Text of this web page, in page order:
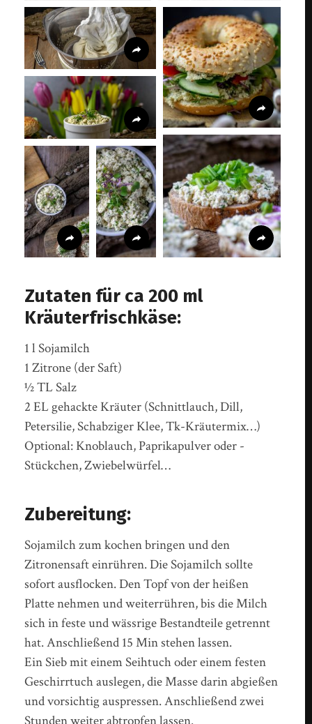
Zutaten für ca 200 ml
Kräuterfrischkäse:
1 l Sojamilch
1 Zitrone (der Saft)
½ TL Salz
2 EL gehackte Kräuter (Schnittlauch, Dill,
Petersilie, Schabziger Klee, Tk-Kräutermix…)
Optional: Knoblauch, Paprikapulver oder -
Stückchen, Zwiebelwürfel…
Zubereitung:
Sojamilch zum kochen bringen und den
Zitronensaft einrühren. Die Sojamilch sollte
sofort ausflocken. Den Topf von der heißen
Platte nehmen und weiterrühren, bis die Milch
sich in feste und wässrige Bestandteile getrennt
hat. Anschließend 15 Min stehen lassen.
Ein Sieb mit einem Seihtuch oder einem festen
Geschirrtuch auslegen, die Masse darin abgießen
und vorsichtig auspressen. Anschließend zwei